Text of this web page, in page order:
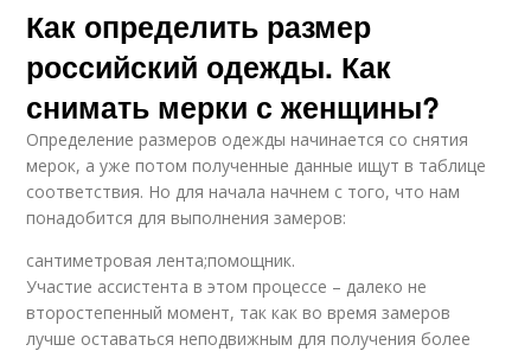
Как определить размер
российский одежды. Как
снимать мерки с женщины?
Определение размеров одежды начинается со снятия
мерок, а уже потом полученные данные ищут в таблице
соответствия. Но для начала начнем с того, что нам
понадобится для выполнения замеров:
сантиметровая лента;помощник.
Участие ассистента в этом процессе – далеко не
второстепенный момент, так как во время замеров
лучше оставаться неподвижным для получения более